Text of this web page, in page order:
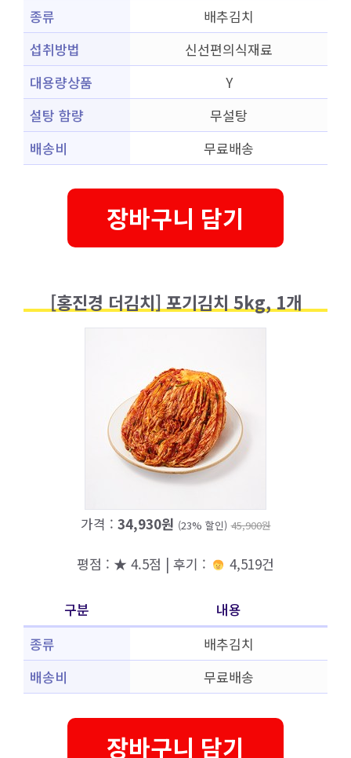
종류
배추김치
섭취방법
신선편의식재료
대용량상품
Y
설탕 함량
무설탕
배송비
무료배송
장바구니 담기
[홍진경 더김치] 포기김치 5kg, 1개
가격 : 34,930원 (23% 할인) 45,900원
평점 : ★ 4.5점 | 후기 : 4,519건
구분
내용
종류
배추김치
배송비
무료배송
장바구니 담기